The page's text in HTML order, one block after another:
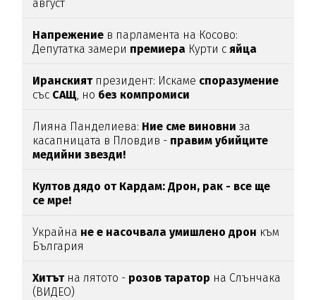
август
Напрежение в парламента на Косово:
Депутатка замери премиера Курти сяйца
Иранскиятпрезидент: Искаме споразумение
със САЩ, но без компромиси
Лияна Панделиева: Ние сме виновниза
касапницата в Пловдив - правим убийците
медийни звезди!
Култов дядо от Кардам: Дрон, рак - все ще
се мре!
Украйна не е насочвала умишлено дрон към
България
Хитътна лятото - розов таратор на Слънчака
(ВИДЕО)